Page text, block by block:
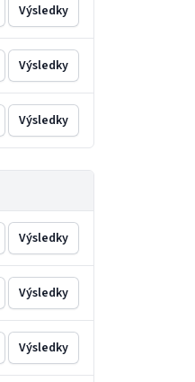
Výsledky
Výsledky
Výsledky
Výsledky
Výsledky
Výsledky